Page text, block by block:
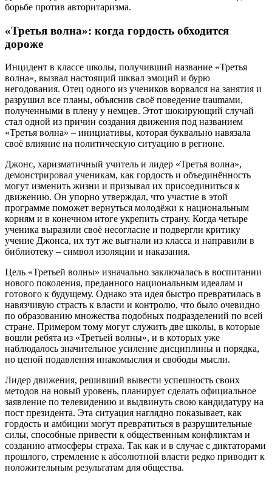
борьбе против авторитаризма.
«Третья волна»: когда гордость обходится
дороже
Инцидент в классе школы, получивший название «Третья
волна», вызвал настоящий шквал эмоций и бурю
негодования. Отец одного из учеников ворвался на занятия и
разрушил все планы, объяснив своё поведение traumами,
полученными в плену у немцев. Этот шокирующий случай
стал одной из причин создания движения под названием
«Третья волна» – инициативы, которая буквально навязала
своё влияние на политическую ситуацию в регионе.
Джонс, харизматичный учитель и лидер «Третья волна»,
демонстрировал ученикам, как гордость и объединённость
могут изменить жизни и призывал их присоединиться к
движению. Он упорно утверждал, что участие в этой
программе поможет вернуться молодёжи к национальным
корням и в конечном итоге укрепить страну. Когда четыре
ученика выразили своё несогласие и подвергли критику
учение Джонса, их тут же выгнали из класса и направили в
библиотеку – символ изоляции и наказания.
Цель «Третьей волны» изначально заключалась в воспитании
нового поколения, преданного национальным идеалам и
готового к будущему. Однако эта идея быстро превратилась в
навязчивую страсть к власти и контролю, что было очевидно
по образованию множества подобных подразделений по всей
стране. Примером тому могут служить две школы, в которые
вошли ребята из «Третьей волны», и в которых уже
наблюдалось значительное усиление дисциплины и порядка,
но ценой подавления инакомыслия и свободы мысли.
Лидер движения, решивший вывести успешность своих
методов на новый уровень, планирует сделать официальное
заявление по телевидению и выдвинуть свою кандидатуру на
пост президента. Эта ситуация наглядно показывает, как
гордость и амбиции могут превратиться в разрушительные
силы, способные привести к общественным конфликтам и
созданию атмосферы страха. Так как и в случае с диктаторами
прошлого, стремление к абсолютной власти редко приводит к
положительным результатам для общества.